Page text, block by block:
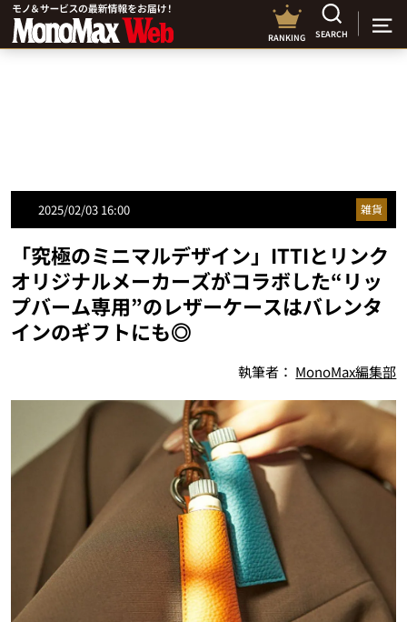
RANKING SEARCH
2025/02/03 16:00 雑貨
「究極のミニマルデザイン」ITTIとリンク
オリジナルメーカーズがコラボした“リッ
プバーム専用”のレザーケースはバレンタ
インのギフトにも◎
執筆者： MonoMax編集部